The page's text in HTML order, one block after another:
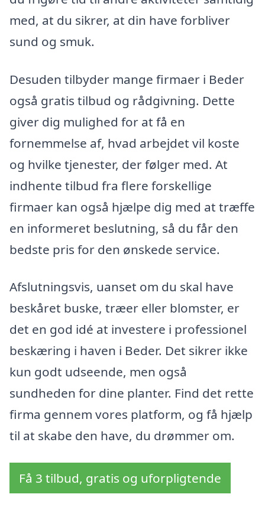
med, at du sikrer, at din have forbliver
sund og smuk.
Desuden tilbyder mange firmaer i Beder
også gratis tilbud og rådgivning. Dette
giver dig mulighed for at få en
fornemmelse af, hvad arbejdet vil koste
og hvilke tjenester, der følger med. At
indhente tilbud fra flere forskellige
firmaer kan også hjælpe dig med at træffe
en informeret beslutning, så du får den
bedste pris for den ønskede service.
Afslutningsvis, uanset om du skal have
beskåret buske, træer eller blomster, er
det en god idé at investere i professionel
beskæring i haven i Beder. Det sikrer ikke
kun godt udseende, men også
sundheden for dine planter. Find det rette
firma gennem vores platform, og få hjælp
til at skabe den have, du drømmer om.
Få 3 tilbud, gratis og uforpligtende